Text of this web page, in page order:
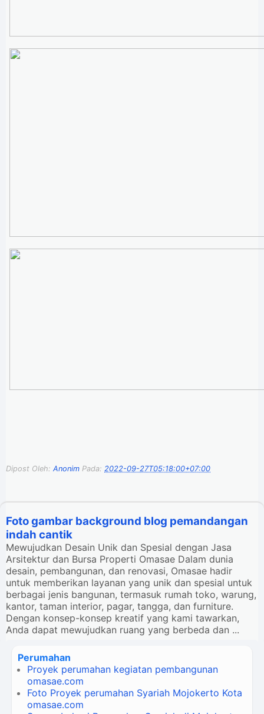
Dipost Oleh: Anonim Pada: 2022-09-27T05:18:00+07:00
Foto gambar background blog pemandangan
indah cantik
Mewujudkan Desain Unik dan Spesial dengan Jasa
Arsitektur dan Bursa Properti Omasae Dalam dunia
desain, pembangunan, dan renovasi, Omasae hadir
untuk memberikan layanan yang unik dan spesial untuk
berbagai jenis bangunan, termasuk rumah toko, warung,
kantor, taman interior, pagar, tangga, dan furniture.
Dengan konsep-konsep kreatif yang kami tawarkan,
Anda dapat mewujudkan ruang yang berbeda dan ...
Perumahan
Proyek perumahan kegiatan pembangunan
omasae.com
Foto Proyek perumahan Syariah Mojokerto Kota
omasae.com